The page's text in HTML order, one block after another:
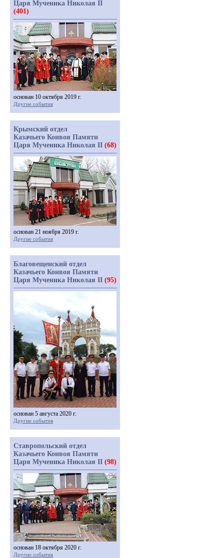
Царя Мученика Николая II
(401)
основан 10 октября 2019 г.
Другие события
Крымский отдел
Казачьего Конвоя Памяти
Царя Мученика Николая II (68)
основан 21 ноября 2019 г.
Другие события
Благовещенский отдел
Казачьего Конвоя Памяти
Царя Мученика Николая II (95)
основан 5 августа 2020 г.
Другие события
Ставропольский отдел
Казачьего Конвоя Памяти
Царя Мученика Николая II (98)
основан 18 октября 2020 г.
Другие события